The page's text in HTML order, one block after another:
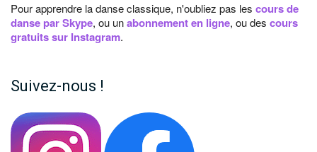
Pour apprendre la danse classique, n'oubliez pas les cours de
danse par Skype, ou unabonnement en ligne, ou des cours
gratuits sur Instagram.
Suivez-nous !